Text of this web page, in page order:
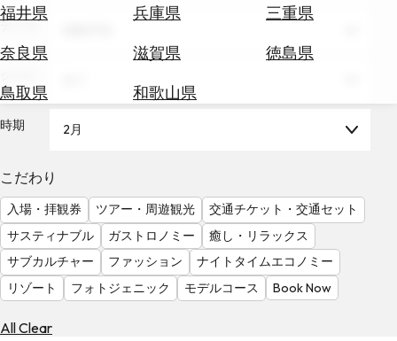
福井県
兵庫県
三重県
奈良県
滋賀県
徳島県
鳥取県
和歌山県
券
テ
を
調
べ
る
天
気
を
見
る
テーマ
時期 2月
こだわり
入場・拝観券 ツアー・周遊観光
交通チケット・交通セット
サスティナブル
ガストロノミー
癒し・リラックス
サブカルチャー
ファッション
ナイトタイムエコノミー
リゾート
フォトジェニック モデルコース Book Now
All Clear